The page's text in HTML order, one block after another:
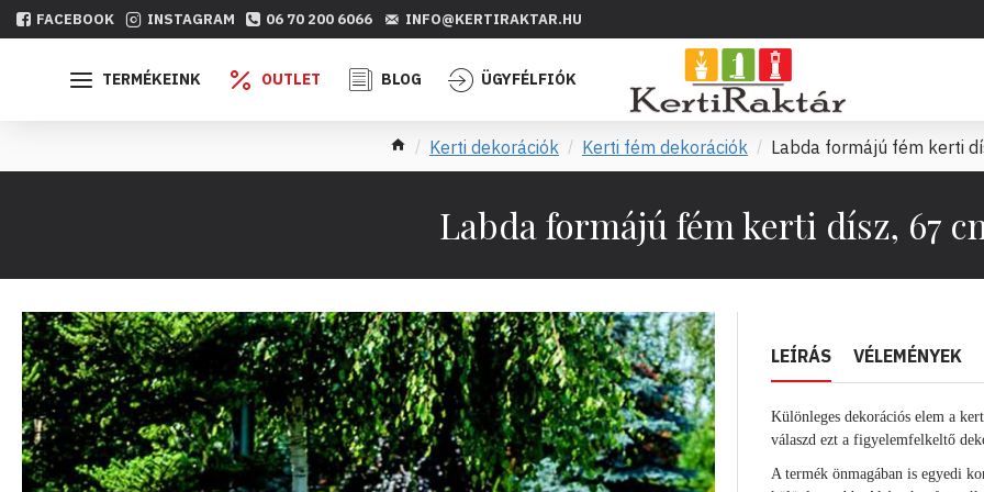
FACEBOOK INSTAGRAM 06 70 200 6066 INFO@KERTIRAKTAR.HU
TERMÉKEINK OUTLET BLOG ÜGYFÉLFIÓK
Kerti dekorációk Kerti fém dekorációk Labda formájú fém kerti
Labda formájú fém kerti dísz, 67
LEÍRÁS VÉLEMÉNYEK
Különleges dekorációs elem a
válaszd ezt a figyelemfelkeltő
A termék önmagában is egyedi